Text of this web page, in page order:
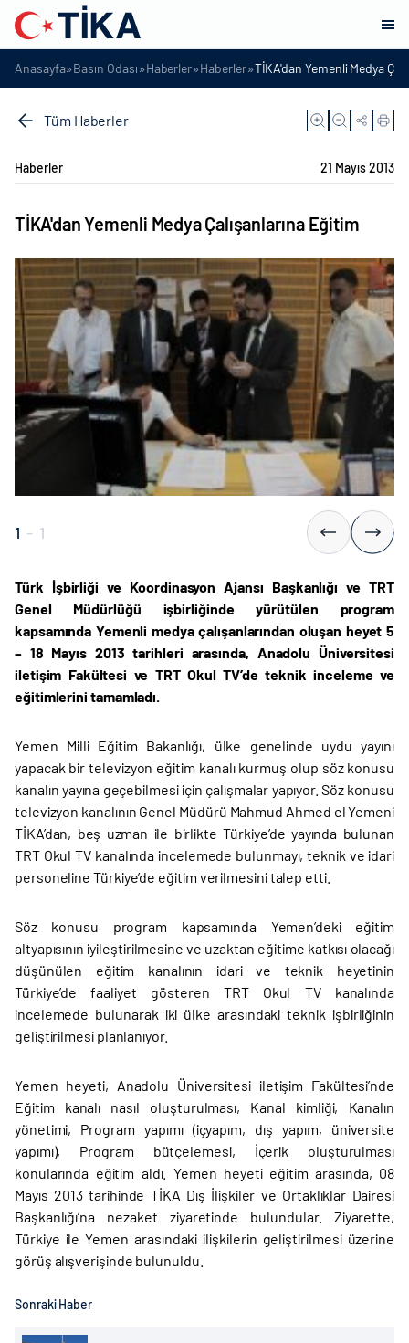
Anasayfa»Basın Odası»Haberler»Haberler»TİKA'dan Yemenli Medya
Tüm Haberler
Haberler 21 Mayıs 2013
TİKA'dan Yemenli Medya Çalışanlarına Eğitim
1 - 1
Türk İşbirliği ve Koordinasyon Ajansı Başkanlığı ve TRT
Genel Müdürlüğü işbirliğinde yürütülen program
kapsamında Yemenli medya çalışanlarından oluşan heyet 5
– 18 Mayıs 2013 tarihleri arasında, Anadolu Üniversitesi
iletişim Fakültesi ve TRT Okul TV’de teknik inceleme ve
eğitimlerini tamamladı.
Yemen Milli Eğitim Bakanlığı, ülke genelinde uydu yayını
yapacak bir televizyon eğitim kanalı kurmuş olup söz konusu
kanalın yayına geçebilmesi için çalışmalar yapıyor. Söz konusu
televizyon kanalının Genel Müdürü Mahmud Ahmed el Yemeni
TİKA’dan, beş uzman ile birlikte Türkiye’de yayında bulunan
TRT Okul TV kanalında incelemede bulunmayı, teknik ve idari
personeline Türkiye’de eğitim verilmesini talep etti.
Söz konusu program kapsamında Yemen’deki eğitim
altyapısının iyileştirilmesine ve uzaktan eğitime katkısı olacağı
düşünülen eğitim kanalının idari ve teknik heyetinin
Türkiye’de faaliyet gösteren TRT Okul TV kanalında
incelemede bulunarak iki ülke arasındaki teknik işbirliğinin
geliştirilmesi planlanıyor.
Yemen heyeti, Anadolu Üniversitesi iletişim Fakültesi’nde
Eğitim kanalı nasıl oluşturulması, Kanal kimliği, Kanalın
yönetimi, Program yapımı (içyapım, dış yapım, üniversite
yapımı), Program bütçelemesi, İçerik oluşturulması
konularında eğitim aldı. Yemen heyeti eğitim arasında, 08
Mayıs 2013 tarihinde TİKA Dış İlişkiler ve Ortaklıklar Dairesi
Başkanlığı’na nezaket ziyaretinde bulundular. Ziyarette,
Türkiye ile Yemen arasındaki ilişkilerin geliştirilmesi üzerine
görüş alışverişinde bulunuldu.
Sonraki Haber